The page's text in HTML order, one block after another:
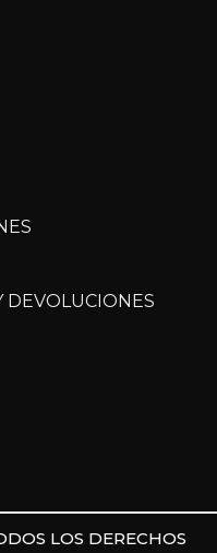
DEVOLUCIONES
LOS DERECHOS